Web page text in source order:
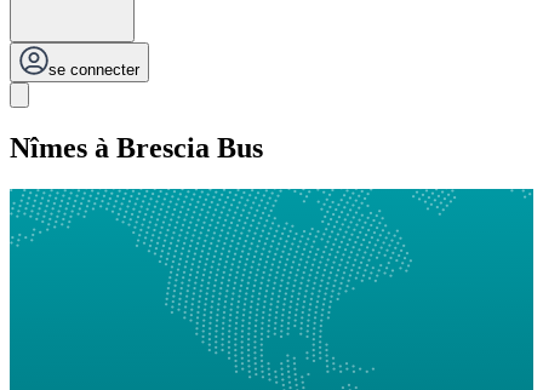
se connecter
Nîmes à Brescia Bus